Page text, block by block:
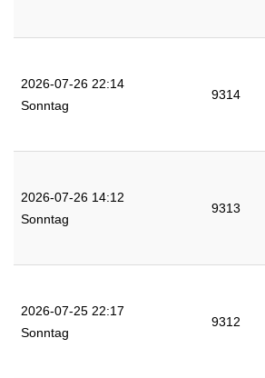
2026-07-26 22:14
Sonntag
9314
2026-07-26 14:12
Sonntag
9313
2026-07-25 22:17
Sonntag
9312